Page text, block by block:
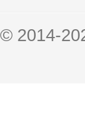
© 2014-